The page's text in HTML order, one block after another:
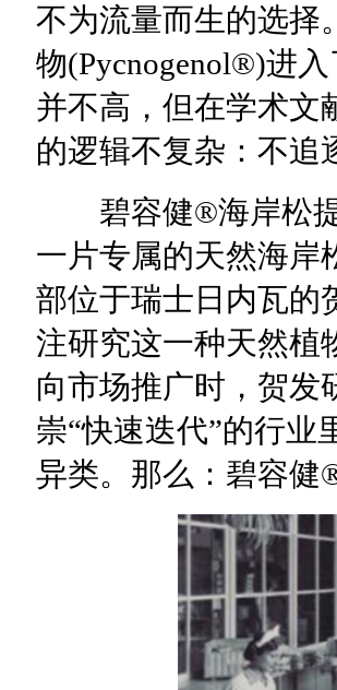
不为流量而生的选择
物(Pycnogenol®)进
并不高，但在学术文
的逻辑不复杂：不追
碧容健®海岸松提
一片专属的天然海
部位于瑞士日内瓦的
注研究这一种天然植
向市场推广时，贺发
崇“快速迭代”的行业
异类。那么：碧容健